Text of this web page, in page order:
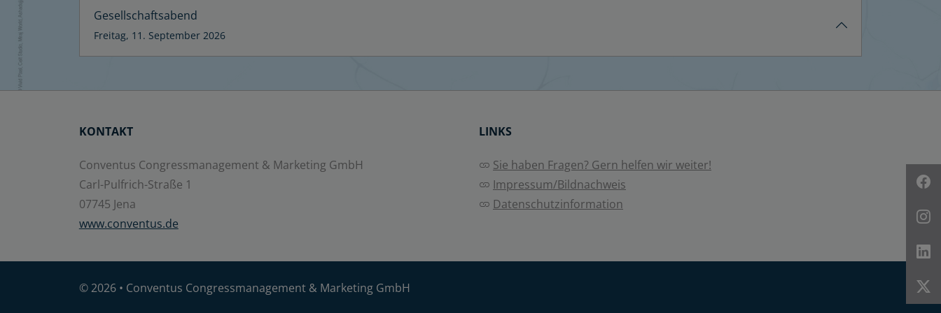
Gesellschaftsabend
Freitag, 11. September 2026
KONTAKT
Conventus Congressmanagement & Marketing GmbH
Carl-Pulfrich-Straße 1
07745 Jena
www.conventus.de
LINKS
Sie haben Fragen? Gern helfen wir weiter!
Impressum/Bildnachweis
Datenschutzinformation
© 2026 • Conventus Congressmanagement & Marketing GmbH